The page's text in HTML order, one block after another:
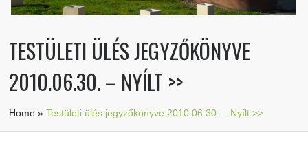
TESTÜLETI ÜLÉS JEGYZŐKÖNYVE
2010.06.30. – NYÍLT >>
Home »Testületi ülés jegyzőkönyve 2010.06.30. – Nyílt >>